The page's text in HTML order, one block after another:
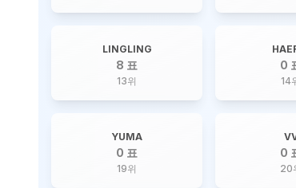
LINGLING
8 표
13위
0
14
YUMA
0 표
19위
0
20